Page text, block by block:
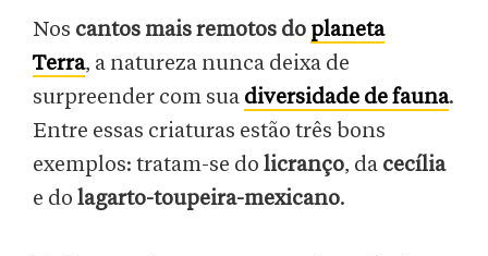
Nos cantos mais remotos do planeta
Terra, a natureza nunca deixa de
surpreender com sua diversidade de fauna.
Entre essas criaturas estão três bons
exemplos: tratam-se do licranço, da cecília
e do lagarto-toupeira-mexicano.